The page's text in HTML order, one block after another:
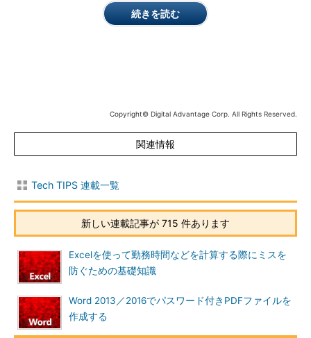
Gmailの設定画面が表示されたら、［フィルタとブロック中の
製したいフィルタのすぐ左にあるチェックボックスにチェックを
続きを読む
Copyright© Digital Advantage Corp. All Rights Reserved.
関連情報
Tech TIPS 連載一覧
新しい連載記事が 715 件あります
Excelを使って勤務時間などを計算する際にミスを
防ぐための基礎知識
Word 2013／2016でパスワード付きPDFファイルを
作成する